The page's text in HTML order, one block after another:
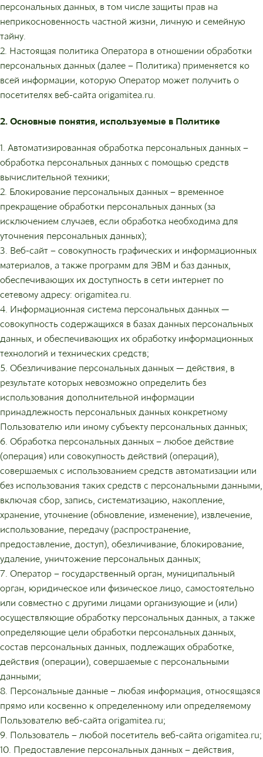
персональных данных, в том числе защиты прав на
неприкосновенность частной жизни, личную и семейную
тайну.
2. Настоящая политика Оператора в отношении обработки
персональных данных (далее – Политика) применяется ко
всей информации, которую Оператор может получить о
посетителях веб-сайта origamitea.ru.
2. Основные понятия, используемые в Политике
1. Автоматизированная обработка персональных данных –
обработка персональных данных с помощью средств
вычислительной техники;
2. Блокирование персональных данных – временное
прекращение обработки персональных данных (за
исключением случаев, если обработка необходима для
уточнения персональных данных);
3. Веб-сайт – совокупность графических и информационных
материалов, а также программ для ЭВМ и баз данных,
обеспечивающих их доступность в сети интернет по
сетевому адресу: origamitea.ru.
4. Информационная система персональных данных —
совокупность содержащихся в базах данных персональных
данных, и обеспечивающих их обработку информационных
технологий и технических средств;
5. Обезличивание персональных данных — действия, в
результате которых невозможно определить без
использования дополнительной информации
принадлежность персональных данных конкретному
Пользователю или иному субъекту персональных данных;
6. Обработка персональных данных – любое действие
(операция) или совокупность действий (операций),
совершаемых с использованием средств автоматизации или
без использования таких средств с персональными данными,
включая сбор, запись, систематизацию, накопление,
хранение, уточнение (обновление, изменение), извлечение,
использование, передачу (распространение,
предоставление, доступ), обезличивание, блокирование,
удаление, уничтожение персональных данных;
7. Оператор – государственный орган, муниципальный
орган, юридическое или физическое лицо, самостоятельно
или совместно с другими лицами организующие и (или)
осуществляющие обработку персональных данных, а также
определяющие цели обработки персональных данных,
состав персональных данных, подлежащих обработке,
действия (операции), совершаемые с персональными
данными;
8. Персональные данные – любая информация, относящаяся
прямо или косвенно к определенному или определяемому
Пользователю веб-сайта origamitea.ru;
9. Пользователь – любой посетитель веб-сайта origamitea.ru;
10. Предоставление персональных данных – действия,